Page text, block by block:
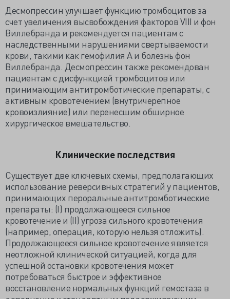
Десмопрессин улучшает функцию тромбоцитов за
счет увеличения высвобождения факторов VIII и фон
Виллебранда и рекомендуется пациентам с
наследственными нарушениями свертываемости
крови, такими как гемофилия А и болезнь фон
Виллебранда. Десмопрессин также рекомендован
пациентам с дисфункцией тромбоцитов или
принимающим антитромботические препараты, с
активным кровотечением (внутричерепное
кровоизлияние) или перенесшим обширное
хирургическое вмешательство.
Клинические последствия
Существует две ключевых схемы, предполагающих
использование реверсивных стратегий у пациентов,
принимающих пероральные антитромботические
препараты: (I) продолжающееся сильное
кровотечение и (II) угроза сильного кровотечения
(например, операция, которую нельзя отложить).
Продолжающееся сильное кровотечение является
неотложной клинической ситуацией, когда для
успешной остановки кровотечения может
потребоваться быстрое и эффективное
восстановление нормальных функций гемостаза в